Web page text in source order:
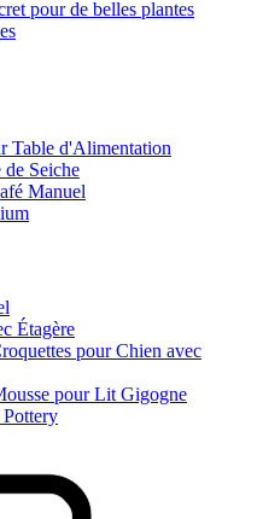
pour de belles plantes
Table d'Alimentation
Seiche
Manuel
Étagère
pour Chien avec
pour Lit Gigogne